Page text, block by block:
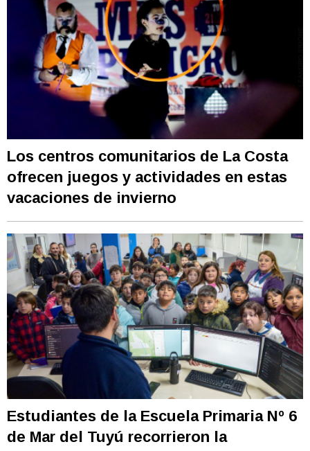
Los centros comunitarios de La Costa
ofrecen juegos y actividades en estas
vacaciones de invierno
Estudiantes de la Escuela Primaria Nº 6
de Mar del Tuyú recorrieron la